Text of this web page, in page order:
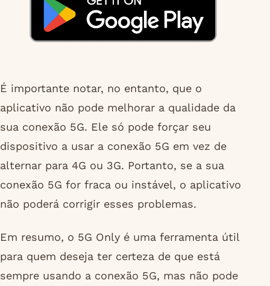
É importante notar, no entanto, que o
aplicativo não pode melhorar a qualidade da
sua conexão 5G. Ele só pode forçar seu
dispositivo a usar a conexão 5G em vez de
alternar para 4G ou 3G. Portanto, se a sua
conexão 5G for fraca ou instável, o aplicativo
não poderá corrigir esses problemas.
Em resumo, o 5G Only é uma ferramenta útil
para quem deseja ter certeza de que está
sempre usando a conexão 5G, mas não pode